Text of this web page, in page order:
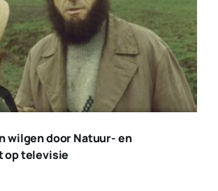
wilgen door Natuur- en
op televisie